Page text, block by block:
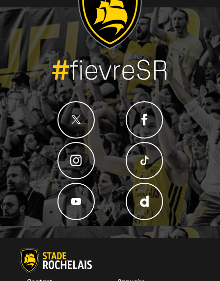
#fievreSR